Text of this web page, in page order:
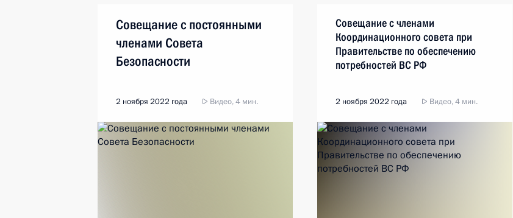
Совещание с постоянными
членами Совета
Безопасности
2 ноября 2022 года Видео, 4 мин.
Совещание с членами
Координационного совета при
Правительстве по обеспечению
потребностей ВС РФ
2 ноября 2022 года Видео, 4 мин.